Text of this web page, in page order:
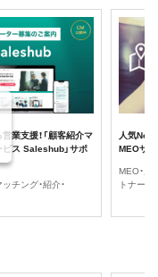
業支援！「顧客紹介マ
ビス Saleshub」サポ
ッチング・紹介・
人気No.1
MEOサー
MEO・成
トナー